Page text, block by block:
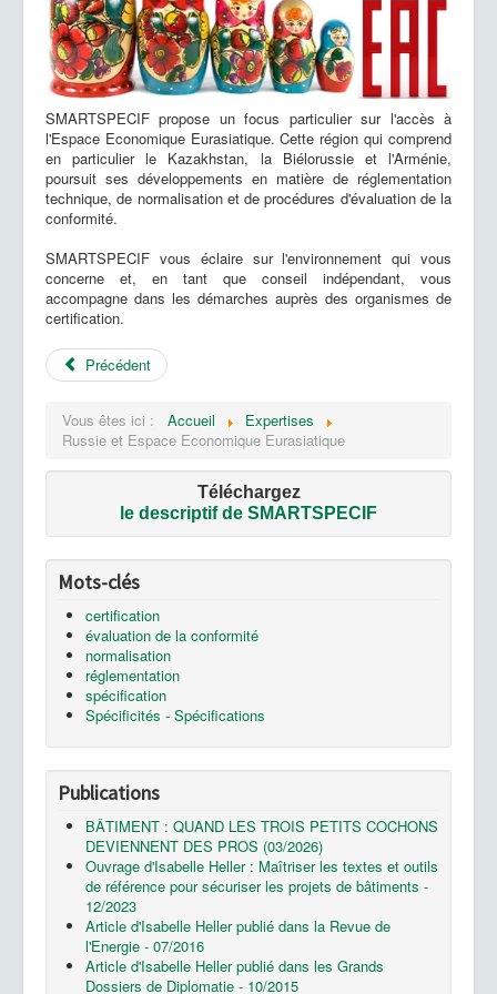
SMARTSPECIF propose un focus particulier sur l'accès à
l'Espace Economique Eurasiatique. Cette région qui comprend
en particulier le Kazakhstan, la Biélorussie et l'Arménie,
poursuit ses développements en matière de réglementation
technique, de normalisation et de procédures d'évaluation de la
conformité.
SMARTSPECIF vous éclaire sur l'environnement qui vous
concerne et, en tant que conseil indépendant, vous
accompagne dans les démarches auprès des organismes de
certification.
Précédent
Vous êtes ici : Accueil
Expertises
Russie et Espace Economique Eurasiatique
Téléchargez
le descriptif de SMARTSPECIF
Mots-clés
certification
évaluation de la conformité
normalisation
réglementation
spécification
Spécificités - Spécifications
Publications
BÂTIMENT : QUAND LES TROIS PETITS COCHONS
DEVIENNENT DES PROS (03/2026)
Ouvrage d'Isabelle Heller : Maîtriser les textes et outils
de référence pour sécuriser les projets de bâtiments -
12/2023
Article d'Isabelle Heller publié dans la Revue de
l'Energie - 07/2016
Article d'Isabelle Heller publié dans les Grands
Dossiers de Diplomatie - 10/2015